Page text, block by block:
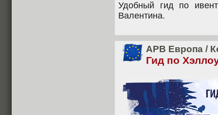
Удобный гид по
Валентина.
APB Европа /
Гид по